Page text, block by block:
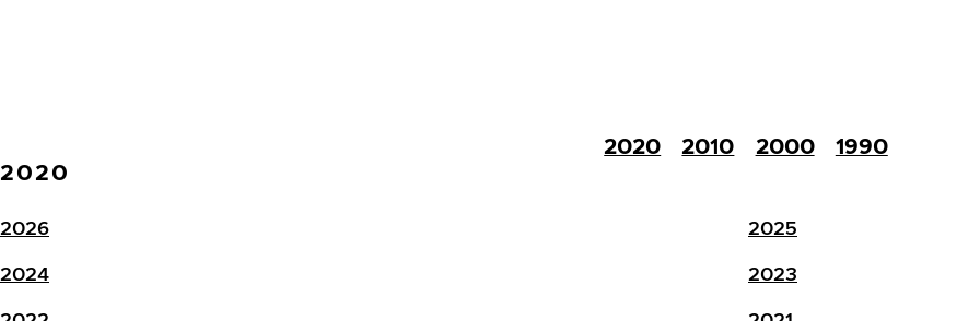
2020 2010 2000
1990
2020
2026
2025
2024
2023